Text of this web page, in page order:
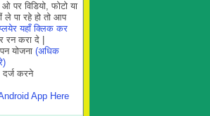
विडियो, फोटो या
ले पा रहे हो तो आप
यहाँ क्लिक कर
रन करा दे |
योजना (अधिक
दर्ज करने
App Here